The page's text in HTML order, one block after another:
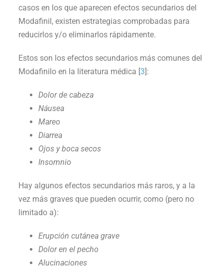
casos en los que aparecen efectos secundarios del
Modafinil, existen estrategias comprobadas para
reducirlos y/o eliminarlos rápidamente.
Estos son los efectos secundarios más comunes del
Modafinilo en la literatura médica [3]:
Dolor de cabeza
Náusea
Mareo
Diarrea
Ojos y boca secos
Insomnio
Hay algunos efectos secundarios más raros, y a la
vez más graves que pueden ocurrir, como (pero no
limitado a):
Erupción cutánea grave
Dolor en el pecho
Alucinaciones